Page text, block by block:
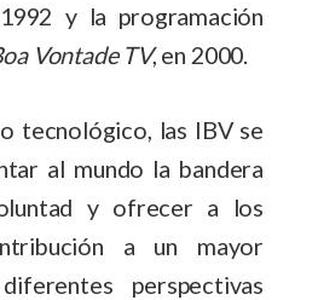
y la programación
Vontade TV, en 2000.
tecnológico, las IBV se
al mundo la bandera
y ofrecer a los
a un mayor
perspectivas